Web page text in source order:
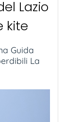
Lazio
kite
Guida
La